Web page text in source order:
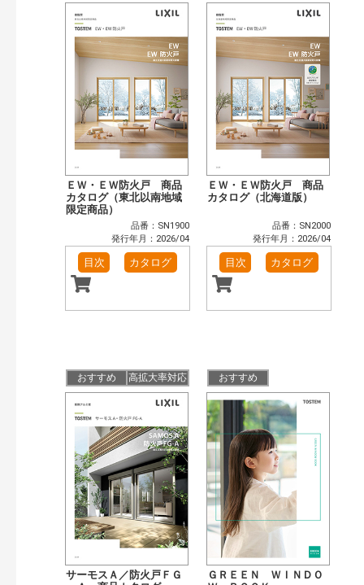
ＥＷ・ＥＷ防火戸 商品
カタログ（東北以南地域
限定商品）
品番：SN1900
発行年月：2026/04
目次 カタログ
ＥＷ・ＥＷ防火戸 商品
カタログ（北海道版）
品番：SN2000
発行年月：2026/04
目次 カタログ
おすすめ 高拡大率対応
サーモスＡ／防火戸ＦＧ
おすすめ
ＧＲＥＥＮ ＷＩＮＤＯ